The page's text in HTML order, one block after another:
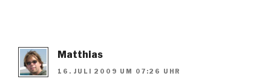
Matthias
16. JULI 2009 UM 07:26 UHR